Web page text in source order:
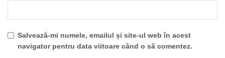
Salvează-mi numele, emailul și site-ul web în acest
navigator pentru data viitoare când o să comentez.